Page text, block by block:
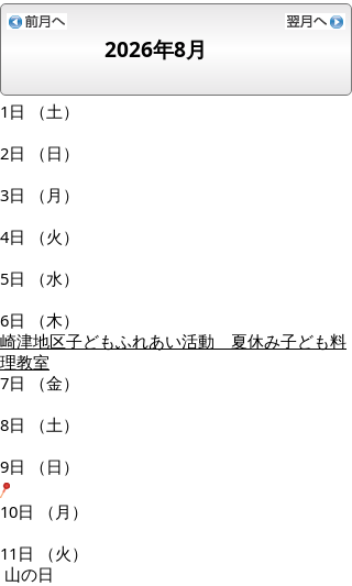
2026年8月
1日
（土）
2日
（日）
3日
（月）
4日
（火）
5日
（水）
6日
（木）
崎津地区子どもふれあい活動 夏休み子ども料
理教室
7日
（金）
8日
（土）
9日
（日）
10日
（月）
11日
（火）
山の日